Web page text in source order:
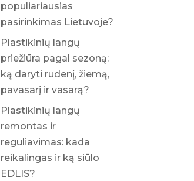
populiariausias
pasirinkimas Lietuvoje?
Plastikinių langų
priežiūra pagal sezoną:
ką daryti rudenį, žiemą,
pavasarį ir vasarą?
Plastikinių langų
remontas ir
reguliavimas: kada
reikalingas ir ką siūlo
EDLIS?